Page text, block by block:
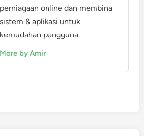
perniagaan online dan membina
sistem & aplikasi untuk
kemudahan pengguna.
More by Amir